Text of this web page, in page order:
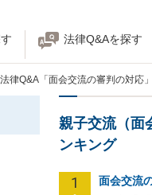
法律Q&Aを探す
法律Q&A「面会交流の審判の対応」
親子交流（面
ンキング
1 面会交流